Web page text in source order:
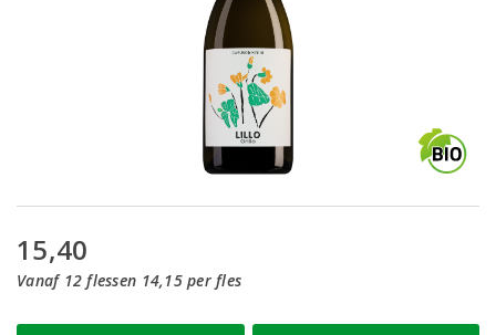
15,40
Vanaf 12 flessen 14,15 per fles